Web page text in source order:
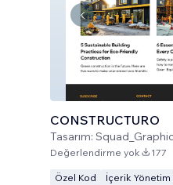
CONSTRUCTURO
Tasarım:
Değerlendirme yok 177
Özel Kod İçerik Yönetim